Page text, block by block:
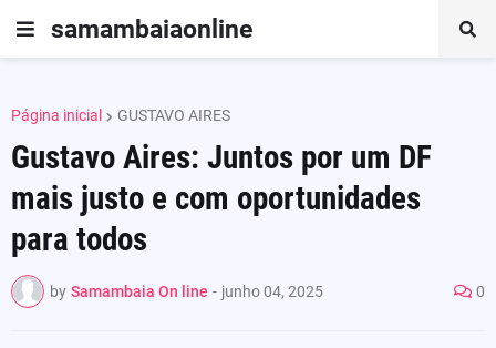
samambaiaonline
Página inicial GUSTAVO AIRES
Gustavo Aires: Juntos por um DF
mais justo e com oportunidades
para todos
by Samambaia On line - junho 04, 2025 0